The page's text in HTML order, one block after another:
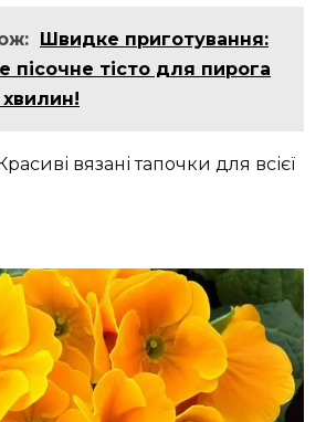
Швидке приготування:
пісочне тісто для пирога
хвилин!
вязані тапочки для всієї